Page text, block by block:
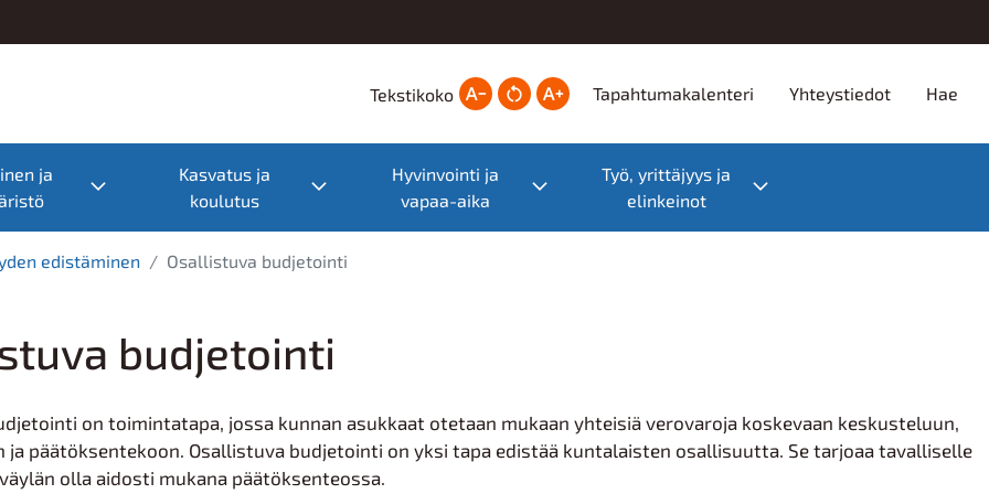
Tekstikoko Tapahtumakalenteri Yhteystiedot Hae
ja
Toggle submenu
Kasvatus ja
koulutus
Toggle submenu
Hyvinvointi ja
vapaa-aika
Toggle submenu
Työ, yrittäjyys ja
elinkeinot
Toggle submenu
edistäminen Osallistuva budjetointi
budjetointi
on toimintatapa, jossa kunnan asukkaat otetaan mukaan yhteisiä verovaroja koskevaan keskusteluun,
päätöksentekoon. Osallistuva budjetointi on yksi tapa edistää kuntalaisten osallisuutta. Se tarjoaa tavalliselle
olla aidosti mukana päätöksenteossa.